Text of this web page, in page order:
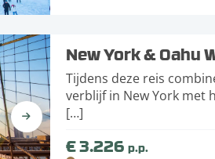
New York & Oahu
Tijdens deze reis
verblijf in New York met
[…]
€ 3.226 p.p.